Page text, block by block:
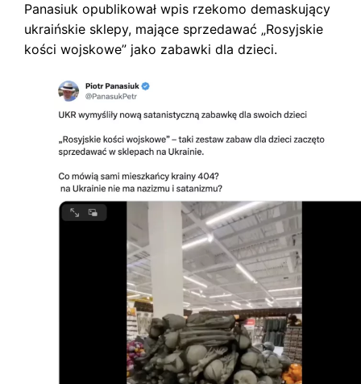
Panasiuk opublikował wpis rzekomo demaskujący
ukraińskie sklepy, mające sprzedawać „Rosyjskie
kości wojskowe” jako zabawki dla dzieci.